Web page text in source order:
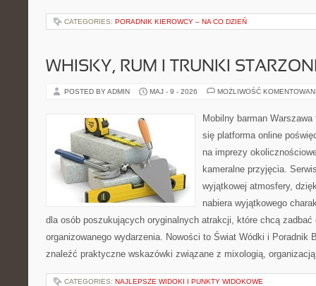
CATEGORIES: PORADNIK KIEROWCY – NA CO DZIEŃ
WHISKY, RUM I TRUNKI
POSTED BY ADMIN MAJ - 9 - 2026 MOŻLIWOŚĆ
Mobilny barman
się platforma online
na imprezy
kameralne przyjęcia.
wyjątkowej atmosfery,
nabiera wyjątkowego
dla osób poszukujących oryginalnych atrakcji, które chcą
organizowanego wydarzenia. Nowości to Świat Wódki i Poradnik
znaleźć praktyczne wskazówki związane z mixologią,
CATEGORIES: NAJLEPSZE WIDOKI I PUNKTY WIDOKOWE